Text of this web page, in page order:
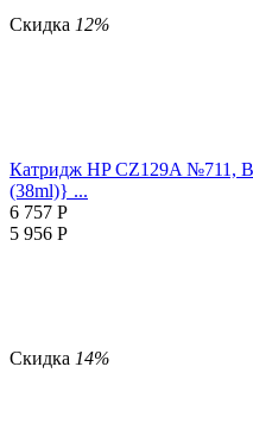
Скидка 12%
Катридж HP CZ129A №711,
(38ml)} ...
6 757 Р
5 956 Р
Скидка 14%